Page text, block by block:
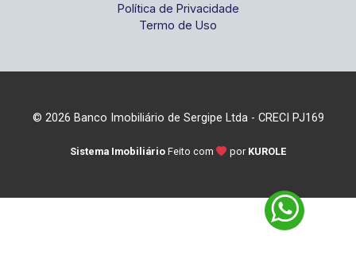
Política de Privacidade
Termo de Uso
© 2026 Banco Imobiliário de Sergipe Ltda - CRECI PJ169
Sistema Imobiliário Feito com por KUROLE